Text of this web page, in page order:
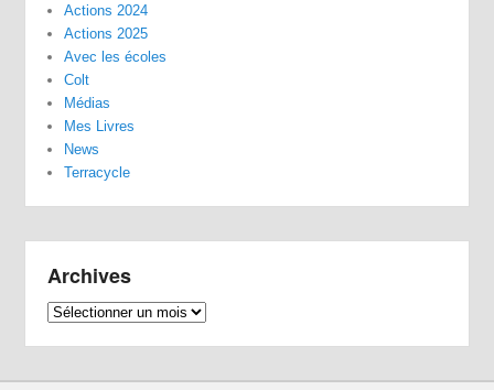
Actions 2024
Actions 2025
Avec les écoles
Colt
Médias
Mes Livres
News
Terracycle
Archives
Archives